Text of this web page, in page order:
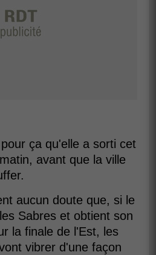
ça qu'elle a sorti cet
avant que la ville
aucun doute que, si le
Sabres et obtient son
la finale de l'Est, les
vibrer d'une façon